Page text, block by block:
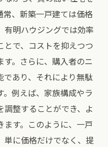
常、新築一戸建ては価格
有明ハウジングでは効率
とで、コストを抑えつつ
。さらに、購入者のニ
であり、それにより無駄
例えば、家族構成やラ
整することができ、よ
ます。このように、一戸
単に価格だけでなく、提